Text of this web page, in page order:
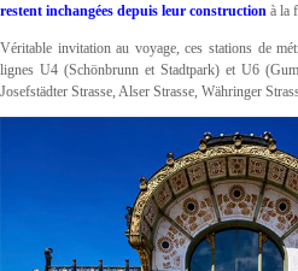
restent inchangées depuis leur construction à la
Véritable invitation au voyage, ces stations de
lignes U4 (Schönbrunn et Stadtpark) et U6
Josefstädter Strasse, Alser Strasse, Währinger